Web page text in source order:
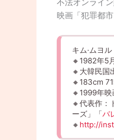
不法オンライ
映画「犯罪都
キム·ムヨ
🔸1982年5
🔸大韓民国
🔸183cm
🔸1999年
🔸代表作：
ーズ」「バ
🔸 http://